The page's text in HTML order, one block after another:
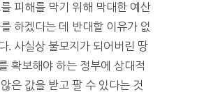
피해를 막기 위해 막대한 예산
하겠다는 데 반대할 이유가 없
. 사실상 불모지가 되어버린 땅
확보해야 하는 정부에 상대적
은 값을 받고 팔 수 있다는 것